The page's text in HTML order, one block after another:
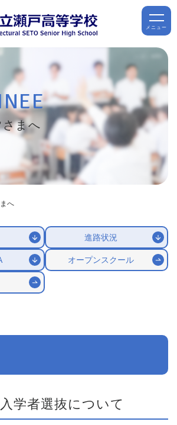
メニュー
まへ
へ
進路状況
オープンスクール
学者選抜について